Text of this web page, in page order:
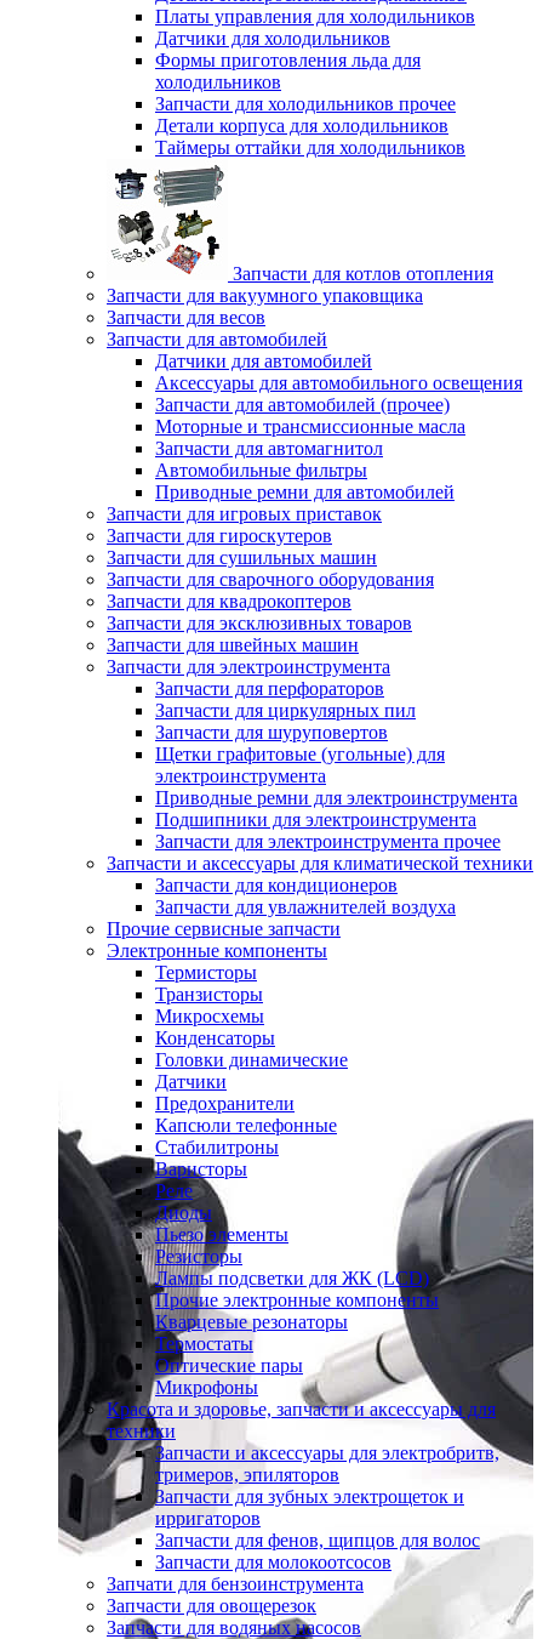
Платы управления для холодильников
Датчики для холодильников
Формы приготовления льда для
холодильников
Запчасти для холодильников прочее
Детали корпуса для холодильников
Таймеры оттайки для холодильников
Запчасти для котлов отопления
Запчасти для вакуумного упаковщика
Запчасти для весов
Запчасти для автомобилей
Датчики для автомобилей
Аксессуары для автомобильного освещения
Запчасти для автомобилей (прочее)
Моторные и трансмиссионные масла
Запчасти для автомагнитол
Автомобильные фильтры
Приводные ремни для автомобилей
Запчасти для игровых приставок
Запчасти для гироскутеров
Запчасти для сушильных машин
Запчасти для сварочного оборудования
Запчасти для квадрокоптеров
Запчасти для эксклюзивных товаров
Запчасти для швейных машин
Запчасти для электроинструмента
Запчасти для перфораторов
Запчасти для циркулярных пил
Запчасти для шуруповертов
Щетки графитовые (угольные) для
электроинструмента
Приводные ремни для электроинструмента
Подшипники для электроинструмента
Запчасти для электроинструмента прочее
Запчасти и аксессуары для климатической техники
Запчасти для кондиционеров
Запчасти для увлажнителей воздуха
Прочие сервисные запчасти
Электронные компоненты
Термисторы
Транзисторы
Микросхемы
Конденсаторы
Головки динамические
Датчики
Предохранители
Капсюли телефонные
Стабилитроны
Варисторы
Реле
Диоды
Пьезо элементы
Резисторы
Лампы подсветки для ЖК (LCD)
Прочие электронные компоненты
Кварцевые резонаторы
Термостаты
Оптические пары
Микрофоны
Красота и здоровье, запчасти и аксессуары для
техники
Запчасти и аксессуары для электробритв,
тримеров, эпиляторов
Запчасти для зубных электрощеток и
ирригаторов
Запчасти для фенов, щипцов для волос
Запчасти для молокоотсосов
Запчати для бензоинструмента
Запчасти для овощерезок
Запчасти для водяных насосов